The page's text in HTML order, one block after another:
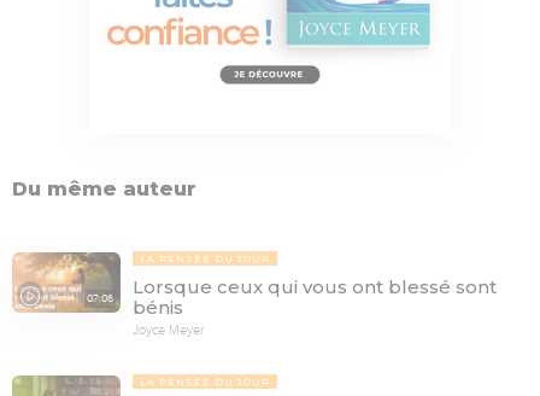
Du même auteur
07:06
LA PENSÉE DU JOUR
Lorsque ceux qui vous ont blessé sont
bénis
Joyce Meyer
LA PENSÉE DU JOUR